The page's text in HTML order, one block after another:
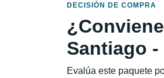
DECISIÓN DE COMPRA
Santiago
Evalúa este paquete